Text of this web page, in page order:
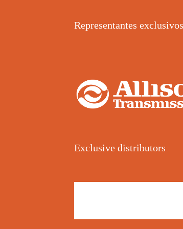
Representantes exclusivos
Exclusive distributors